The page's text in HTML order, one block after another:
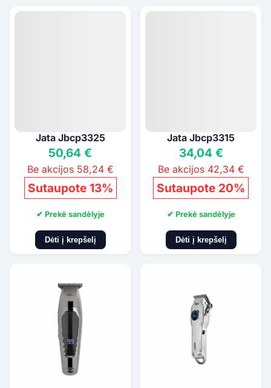
Jata Jbcp3325
50,64 €
Be akcijos 58,24 €
Sutaupote 13%
✔ Prekė sandėlyje
Dėti į krepšelį
Jata Jbcp3315
34,04 €
Be akcijos 42,34 €
Sutaupote 20%
✔ Prekė sandėlyje
Dėti į krepšelį